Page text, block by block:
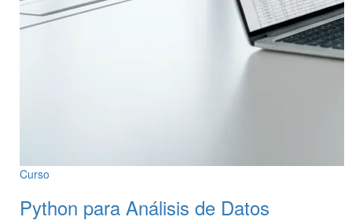
Curso
Python para Análisis de Datos